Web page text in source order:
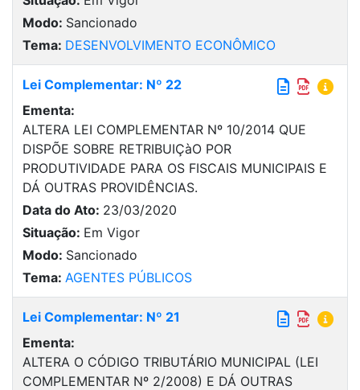
Modo: Sancionado
Tema: DESENVOLVIMENTO ECONÔMICO
Lei Complementar: Nº 22
Ementa:
ALTERA LEI COMPLEMENTAR Nº 10/2014 QUE
DISPÕE SOBRE RETRIBUIÇàO POR
PRODUTIVIDADE PARA OS FISCAIS MUNICIPAIS E
DÁ OUTRAS PROVIDÊNCIAS.
Data do Ato: 23/03/2020
Situação: Em Vigor
Modo: Sancionado
Tema: AGENTES PÚBLICOS
Lei Complementar: Nº 21
Ementa:
ALTERA O CÓDIGO TRIBUTÁRIO MUNICIPAL (LEI
COMPLEMENTAR Nº 2/2008) E DÁ OUTRAS